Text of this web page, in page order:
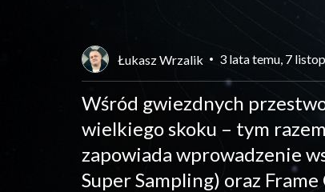
Łukasz Wrzalik 3 lata temu, 7
Wśród gwiezdnych
wielkiego skoku – tym
zapowiada wprowadzenie
Super Sampling) oraz